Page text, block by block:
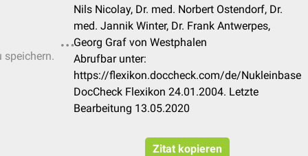
speichern.
Nils Nicolay, Dr. med. Norbert Ostendorf, Dr.
med. Jannik Winter, Dr. Frank Antwerpes,
Georg Graf von Westphalen
Abrufbar unter:
https://flexikon.doccheck.com/de/Nukleinbase
DocCheck Flexikon 24.01.2004. Letzte
Bearbeitung 13.05.2020
Zitat kopieren